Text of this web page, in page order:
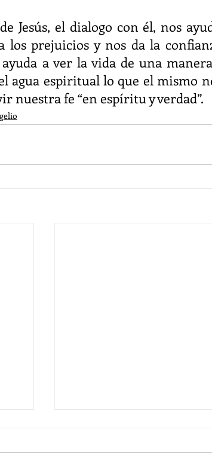
Jesús, el dialogo con él, nos
los prejuicios y nos da la
ayuda a ver la vida de una
agua espiritual lo que el mismo
nuestra fe “en espíritu y verdad”.